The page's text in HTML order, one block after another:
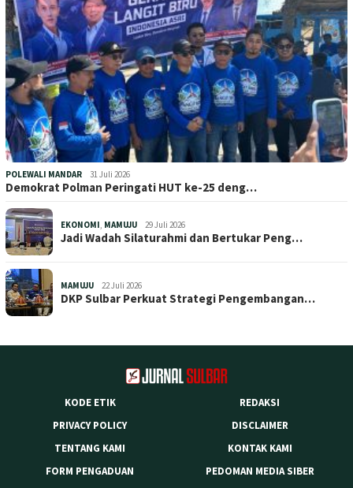
POLEWALI MANDAR 31 Juli 2026
Demokrat Polman Peringati HUT ke-25 deng…
EKONOMI, MAMUJU 29 Juli 2026
Jadi Wadah Silaturahmi dan Bertukar Peng…
MAMUJU 22 Juli 2026
DKP Sulbar Perkuat Strategi Pengembangan…
KODE ETIK
REDAKSI
PRIVACY POLICY
DISCLAIMER
TENTANG KAMI
KONTAK KAMI
FORM PENGADUAN
PEDOMAN MEDIA SIBER